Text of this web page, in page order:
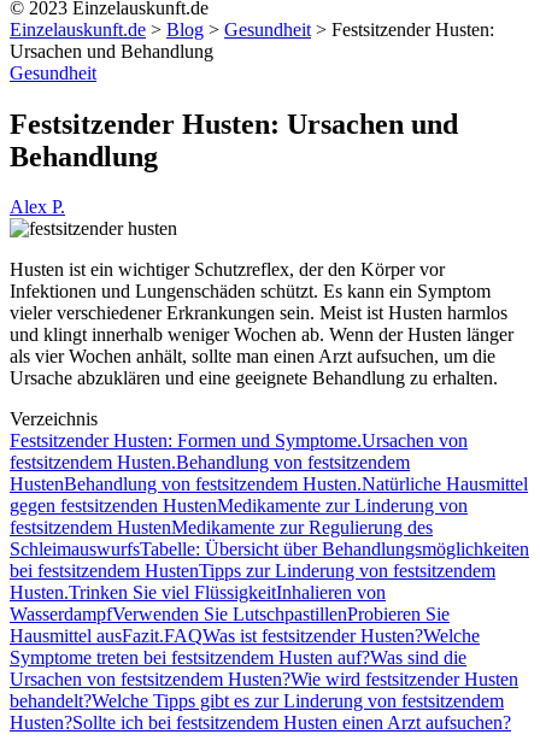
© 2023 Einzelauskunft.de
Einzelauskunft.de > Blog > Gesundheit > Festsitzender Husten:
Ursachen und Behandlung
Gesundheit
Festsitzender Husten: Ursachen und
Behandlung
Alex P.
Husten ist ein wichtiger Schutzreflex, der den Körper vor
Infektionen und Lungenschäden schützt. Es kann ein Symptom
vieler verschiedener Erkrankungen sein. Meist ist Husten harmlos
und klingt innerhalb weniger Wochen ab. Wenn der Husten länger
als vier Wochen anhält, sollte man einen Arzt aufsuchen, um die
Ursache abzuklären und eine geeignete Behandlung zu erhalten.
Verzeichnis
Festsitzender Husten: Formen und Symptome.Ursachen von
festsitzendem Husten.Behandlung von festsitzendem
HustenBehandlung von festsitzendem Husten.Natürliche Hausmittel
gegen festsitzenden HustenMedikamente zur Linderung von
festsitzendem HustenMedikamente zur Regulierung des
SchleimauswurfsTabelle: Übersicht über Behandlungsmöglichkeiten
bei festsitzendem HustenTipps zur Linderung von festsitzendem
Husten.Trinken Sie viel FlüssigkeitInhalieren von
WasserdampfVerwenden Sie LutschpastillenProbieren Sie
Hausmittel ausFazit.FAQWas ist festsitzender Husten?Welche
Symptome treten bei festsitzendem Husten auf?Was sind die
Ursachen von festsitzendem Husten?Wie wird festsitzender Husten
behandelt?Welche Tipps gibt es zur Linderung von festsitzendem
Husten?Sollte ich bei festsitzendem Husten einen Arzt aufsuchen?